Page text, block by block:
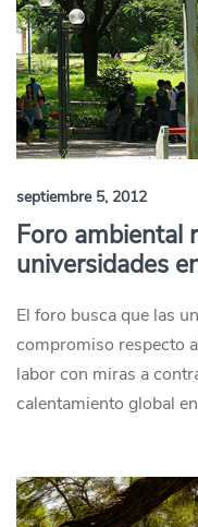
septiembre 5, 2012
Foro ambiental
universidades
El foro busca que las
compromiso respecto
labor con miras a
calentamiento global